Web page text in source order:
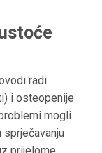
radi
i osteopenije
mogli